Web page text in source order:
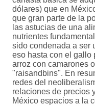
dólares) que en
que gran parte de la
las astucias de una
nutrientes
sido condenada a ser
eso hasta con el gallo
arroz con camarones
"raisandbins". En
redes del
relaciones de precios
México espacios a la